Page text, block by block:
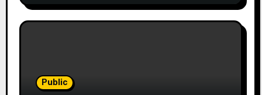
where players c
Public